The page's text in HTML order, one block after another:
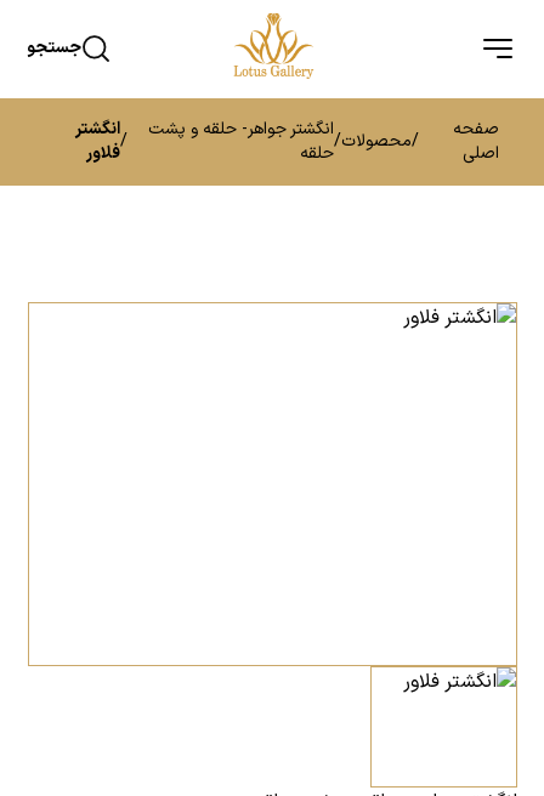
جستجو
صفحه
اصلی
/محصولات/انگشتر جواهر- حلقه و پشت
حلقه
/انگشتر
فلاور